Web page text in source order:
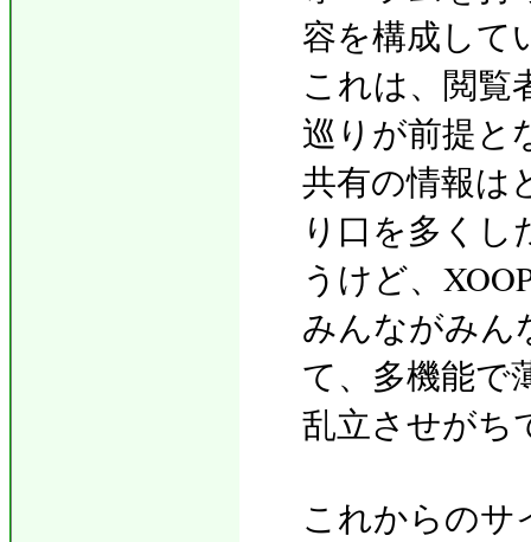
容を構成して
これは、閲覧
巡りが前提と
共有の情報は
り口を多くし
うけど、
みんながみん
て、多機能で
乱立させがち
これからのサ